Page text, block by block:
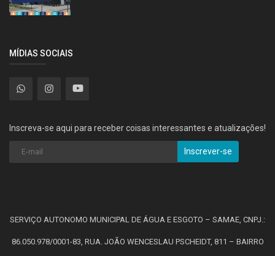
MÍDIAS SOCIAIS
Inscreva-se aqui para receber coisas interessantes e atualizações!
Inscrever-se
SERVIÇO AUTONOMO MUNICIPAL DE ÁGUA E ESGOTO – SAMAE, CNPJ.:
86.050.978/0001-83, RUA. JOÃO WENCESLAU PSCHEIDT, 811 – BAIRRO